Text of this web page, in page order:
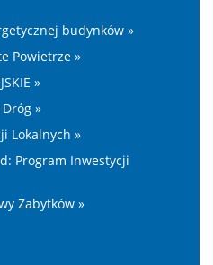
budynków »
Powietrze »
»
»
Lokalnych »
Program Inwestycji
Zabytków »